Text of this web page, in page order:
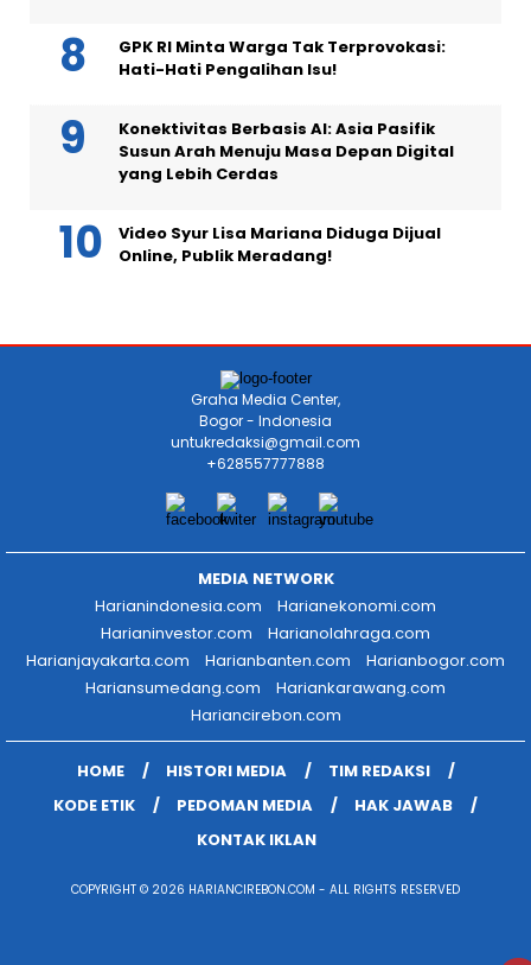
GPK RI Minta Warga Tak Terprovokasi:
Hati-Hati Pengalihan Isu!
Konektivitas Berbasis AI: Asia Pasifik
Susun Arah Menuju Masa Depan Digital
yang Lebih Cerdas
Video Syur Lisa Mariana Diduga Dijual
Online, Publik Meradang!
Graha Media Center,
Bogor - Indonesia
untukredaksi@gmail.com
+628557777888
MEDIA NETWORK
Harianindonesia.com
Harianekonomi.com
Harianinvestor.com
Harianolahraga.com
Harianjayakarta.com
Harianbanten.com
Harianbogor.com
Hariansumedang.com
Hariankarawang.com
Hariancirebon.com
HOME HISTORI MEDIA
TIM REDAKSI
KODE ETIK
PEDOMAN MEDIA
HAK JAWAB
KONTAK IKLAN
COPYRIGHT © 2026 HARIANCIREBON.COM - ALL RIGHTS RESERVED